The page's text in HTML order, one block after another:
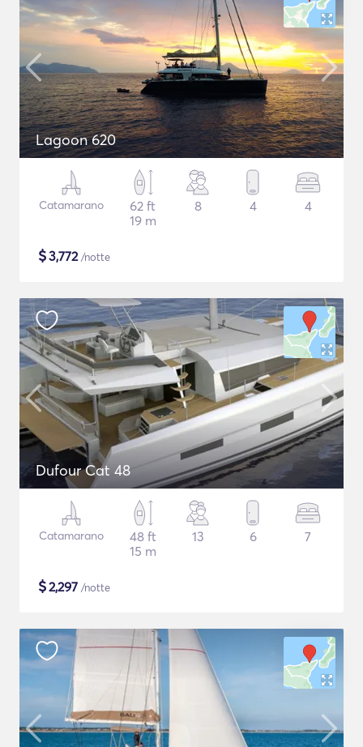
Lagoon 620
Catamarano
62 ft
19 m
8 4 4
$3,772/notte
Dufour Cat 48
Catamarano
48 ft
15 m
13 6 7
$2,297 /notte